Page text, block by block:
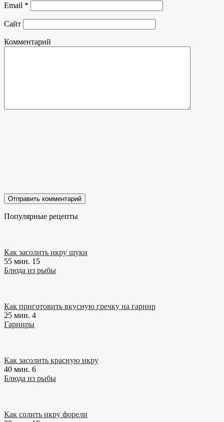
Email *
Сайт
Комментарий
Популярные рецепты
Как засолить икру щуки
55 мин. 15
Блюда из рыбы
Как приготовить вкусную гречку на гарнир
25 мин. 4
Гарниры
Как засолить красную икру
40 мин. 6
Блюда из рыбы
Как солить икру форели